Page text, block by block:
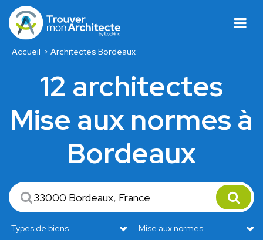
Accueil Architectes Bordeaux
12 architectes
Mise aux normes à
Bordeaux